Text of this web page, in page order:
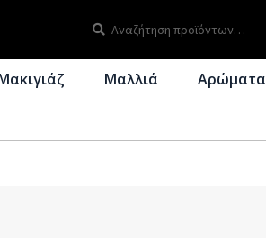
για:
Μαλλιά Αρώματα